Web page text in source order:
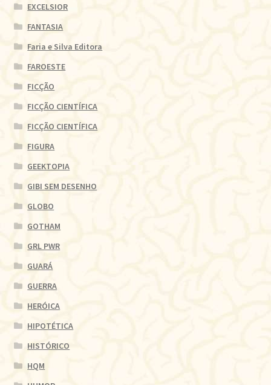
EXCELSIOR
FANTASIA
Faria e Silva Editora
FAROESTE
FICÇÃO
FICÇÃO CIENTÍFICA
FICÇÃO CIENTÍFICA
FIGURA
GEEKTOPIA
GIBI SEM DESENHO
GLOBO
GOTHAM
GRL PWR
GUARÁ
GUERRA
HERÓICA
HIPOTÉTICA
HISTÓRICO
HQM